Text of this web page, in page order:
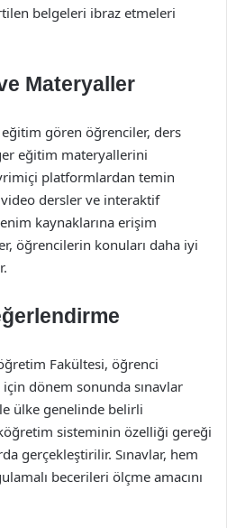
belgeleri ibraz etmeleri
Materyaller
eğitim gören öğrenciler, ders
eğitim materyallerini
platformlardan temin
dersler ve interaktif
kaynaklarına erişim
öğrencilerin konuları daha iyi
Fakültesi, öğrenci
için dönem sonunda sınavlar
ülke genelinde belirli
sisteminin özelliği gereği
gerçekleştirilir. Sınavlar, hem
becerileri ölçme amacını